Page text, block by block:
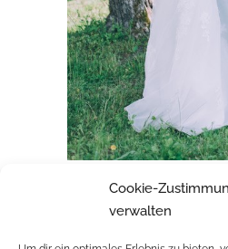
Cookie-
verwalten
SARAH &